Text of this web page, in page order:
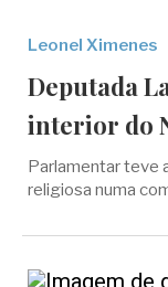
Leonel Ximenes
Deputada
interior do
Parlamentar teve
religiosa numa